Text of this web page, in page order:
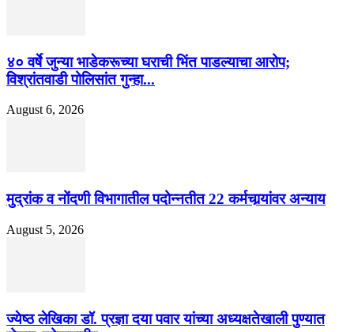
४० वर्षे जुन्या भाडेकरूच्या घराची भिंत पाडल्याचा आरोप;
विश्रांतवाडी पोलिसांत गुन्हा...
August 6, 2026
मुद्रांक व नोंदणी विभागातील पदोन्नतीत 22 कर्मचार्‍यांवर अन्याय
August 5, 2026
ज्येष्ठ लेखिका डॉ. प्रज्ञा दया पवार यांच्या अध्यक्षतेखाली पुण्यात